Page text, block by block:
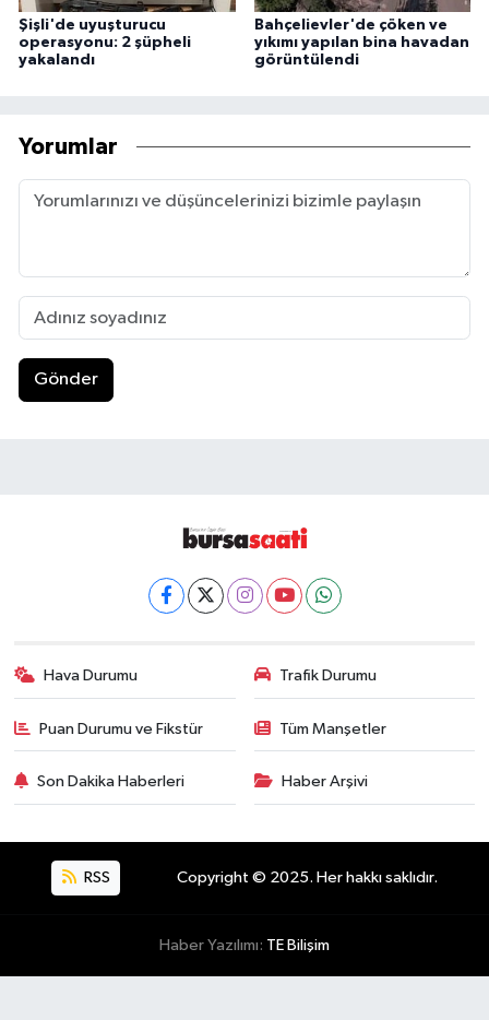
Şişli'de uyuşturucu
operasyonu: 2 şüpheli
yakalandı
Bahçelievler'de çöken ve
yıkımı yapılan bina havadan
görüntülendi
Yorumlar
Gönder
Hava Durumu Trafik Durumu
Puan Durumu ve Fikstür Tüm Manşetler
Son Dakika Haberleri Haber Arşivi
RSS Copyright © 2025. Her hakkı saklıdır.
Haber Yazılımı: TE Bilişim